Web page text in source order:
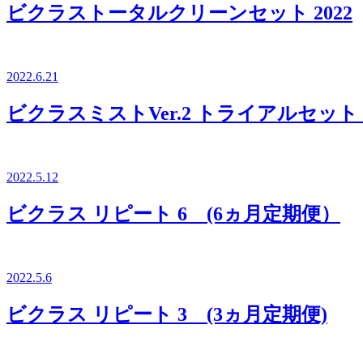
ビクラストータルクリーンセット 2022
2022.6.21
ビクラスミストVer.2 トライアルセット
2022.5.12
ビクラス リピート 6 (6ヵ月定期便）
2022.5.6
ビクラス リピート 3 (3ヵ月定期便)